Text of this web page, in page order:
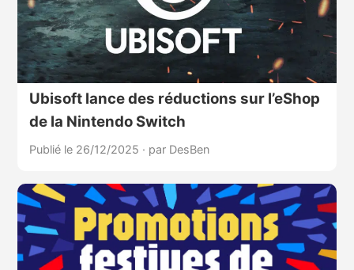
Ubisoft lance des réductions sur l’eShop
de la Nintendo Switch
Publié le 26/12/2025 · par DesBen